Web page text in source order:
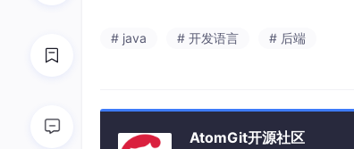
JUnit 5 是Java单元测试的主流框架，
结语
# java # 开发语言 # 后端
AtomGit开源社区